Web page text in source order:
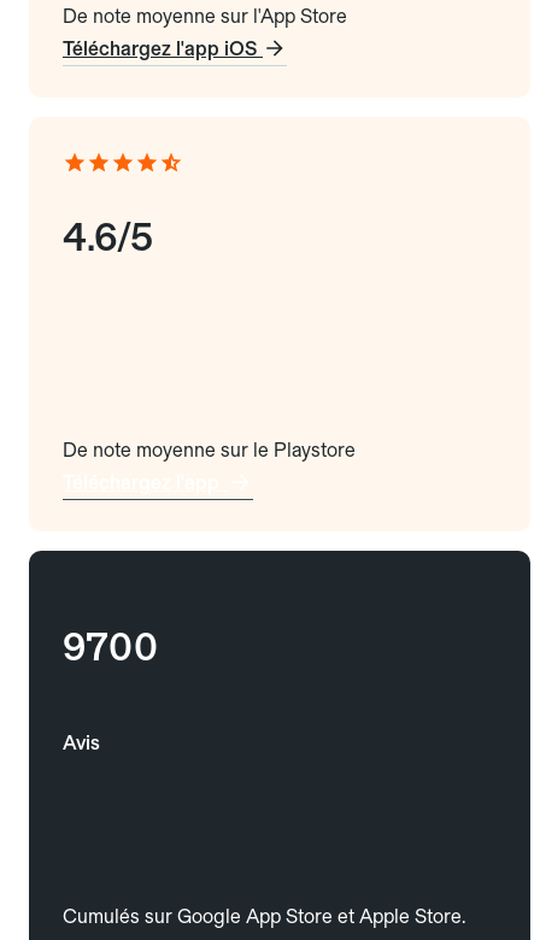
De note moyenne sur l'App Store
Téléchargez l'app iOS
4.6/5
De note moyenne sur le Playstore
9700
Avis
Cumulés sur Google App Store et Apple Store.